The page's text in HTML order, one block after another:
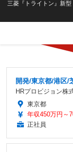
三菱『トライトン』新型
開発/東京都/港区/
HRプロビジョン株
東京都
年収450万円～
正社員